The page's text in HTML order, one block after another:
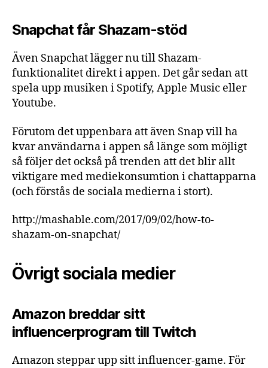
Snapchat får Shazam-stöd
Även Snapchat lägger nu till Shazam-
funktionalitet direkt i appen. Det går sedan att
spela upp musiken i Spotify, Apple Music eller
Youtube.
Förutom det uppenbara att även Snap vill ha
kvar användarna i appen så länge som möjligt
så följer det också på trenden att det blir allt
viktigare med mediekonsumtion i chattapparna
(och förstås de sociala medierna i stort).
http://mashable.com/2017/09/02/how-to-
shazam-on-snapchat/
Övrigt sociala medier
Amazon breddar sitt
influencerprogram till Twitch
Amazon steppar upp sitt influencer-game. För